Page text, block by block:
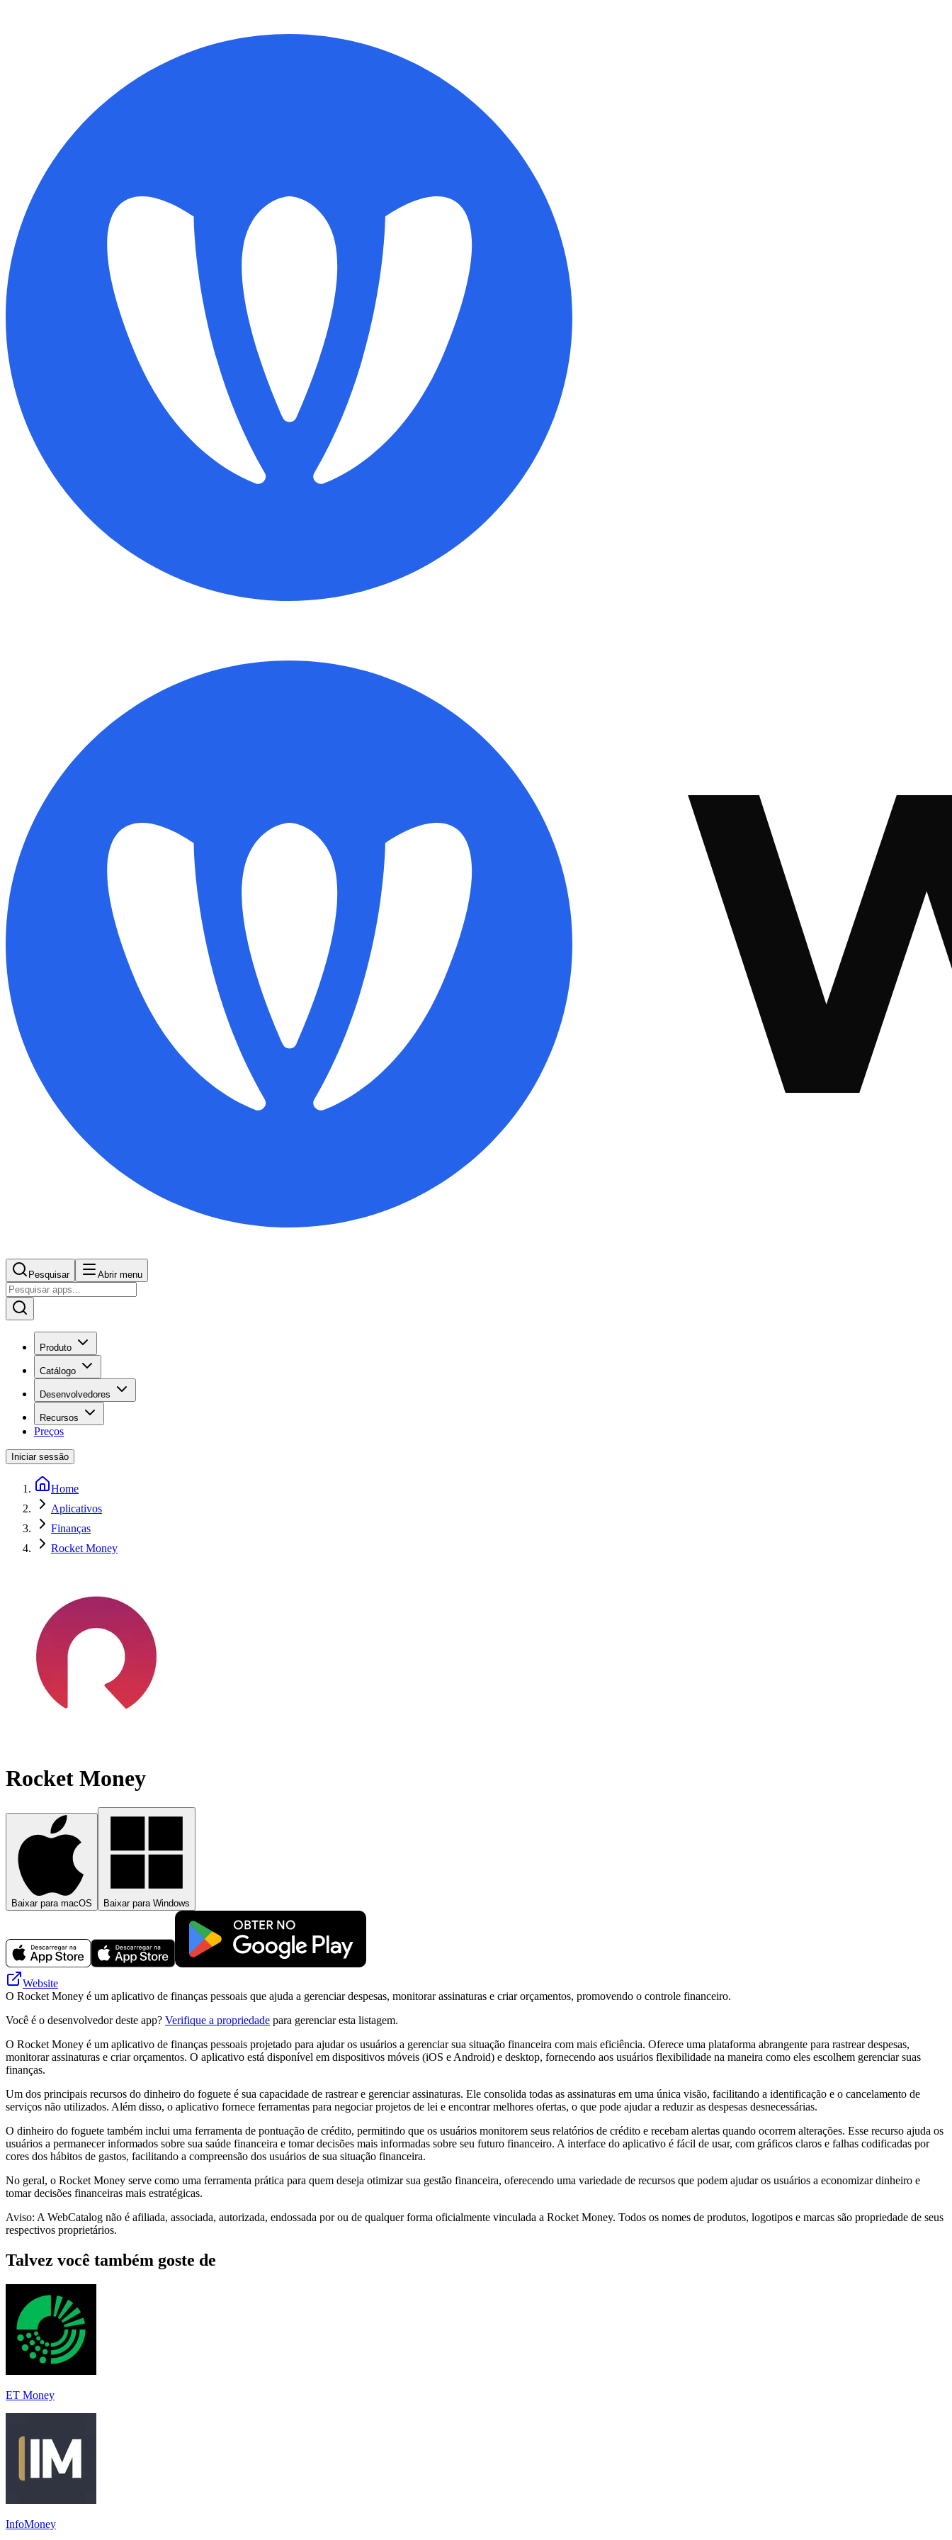
Pesquisar Abrir menu
Produto
Catálogo
Desenvolvedores
Recursos
Preços
Iniciar sessão
Home
Aplicativos
Finanças
Rocket Money
Rocket Money
Baixar para macOS Baixar para Windows
Website
O Rocket Money é um aplicativo de finanças pessoais que ajuda a gerenciar despesas, monitorar assinaturas e criar orçamentos, promovendo o controle financeiro.
Você é o desenvolvedor deste app? Verifique a propriedade para gerenciar esta listagem.
O Rocket Money é um aplicativo de finanças pessoais projetado para ajudar os usuários a gerenciar sua situação financeira com mais eficiência. Oferece uma plataforma abrangente para rastrear despesas,
monitorar assinaturas e criar orçamentos. O aplicativo está disponível em dispositivos móveis (iOS e Android) e desktop, fornecendo aos usuários flexibilidade na maneira como eles escolhem gerenciar suas
finanças.
Um dos principais recursos do dinheiro do foguete é sua capacidade de rastrear e gerenciar assinaturas. Ele consolida todas as assinaturas em uma única visão, facilitando a identificação e o cancelamento de
serviços não utilizados. Além disso, o aplicativo fornece ferramentas para negociar projetos de lei e encontrar melhores ofertas, o que pode ajudar a reduzir as despesas desnecessárias.
O dinheiro do foguete também inclui uma ferramenta de pontuação de crédito, permitindo que os usuários monitorem seus relatórios de crédito e recebam alertas quando ocorrem alterações. Esse recurso ajuda os
usuários a permanecer informados sobre sua saúde financeira e tomar decisões mais informadas sobre seu futuro financeiro. A interface do aplicativo é fácil de usar, com gráficos claros e falhas codificadas por
cores dos hábitos de gastos, facilitando a compreensão dos usuários de sua situação financeira.
No geral, o Rocket Money serve como uma ferramenta prática para quem deseja otimizar sua gestão financeira, oferecendo uma variedade de recursos que podem ajudar os usuários a economizar dinheiro e
tomar decisões financeiras mais estratégicas.
Aviso: A WebCatalog não é afiliada, associada, autorizada, endossada por ou de qualquer forma oficialmente vinculada a Rocket Money. Todos os nomes de produtos, logotipos e marcas são propriedade de seus
respectivos proprietários.
Talvez você também goste de
ET Money
InfoMoney